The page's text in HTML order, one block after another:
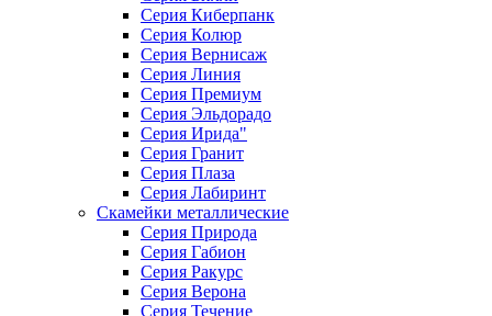
Серия Киберпанк
Серия Колюр
Серия Вернисаж
Серия Линия
Серия Премиум
Серия Эльдорадо
Серия Ирида"
Серия Гранит
Серия Плаза
Серия Лабиринт
Скамейки металлические
Серия Природа
Серия Габион
Серия Ракурс
Серия Верона
Серия Течение